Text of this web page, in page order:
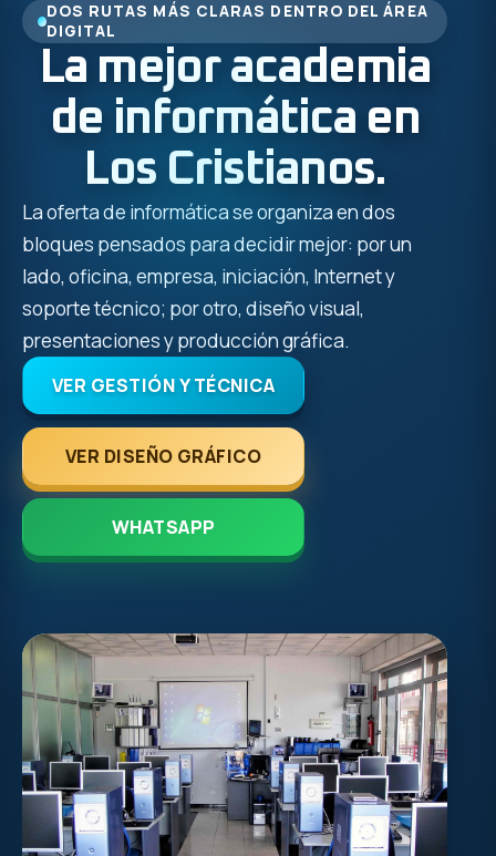
DOS RUTAS MÁS CLARAS DENTRO DEL ÁREA
DIGITAL
La mejor academia
de informática en
Los Cristianos.
La oferta de informática se organiza en dos
bloques pensados para decidir mejor: por un
lado, oficina, empresa, iniciación, Internet y
soporte técnico; por otro, diseño visual,
presentaciones y producción gráfica.
VER GESTIÓN Y TÉCNICA
VER DISEÑO GRÁFICO
WHATSAPP